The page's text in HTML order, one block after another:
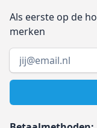
Als eerste op de
merken
Email address